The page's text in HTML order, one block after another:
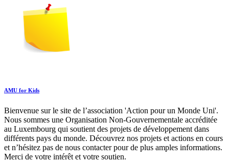
AMU for Kids
Bienvenue sur le site de l’association 'Action pour un Monde Uni'.
Nous sommes une Organisation Non-Gouvernementale accréditée
au Luxembourg qui soutient des projets de développement dans
différents pays du monde. Découvrez nos projets et actions en cours
et n’hésitez pas de nous contacter pour de plus amples informations.
Merci de votre intérêt et votre soutien.